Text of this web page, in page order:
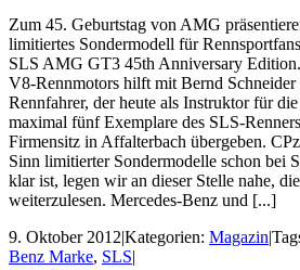
Zum 45. Geburtstag von AMG
limitiertes Sondermodell für
SLS AMG GT3 45th Anniversary
V8-Rennmotors hilft mit Bernd
Rennfahrer, der heute als Instruktor für
maximal fünf Exemplare des SLS-
Firmensitz in Affalterbach übergeben.
Sinn limitierter Sondermodelle schon bei
klar ist, legen wir an dieser Stelle nahe,
weiterzulesen. Mercedes-Benz und [...]
9. Oktober 2012|Kategorien: Magazin|
Benz Marke, SLS|